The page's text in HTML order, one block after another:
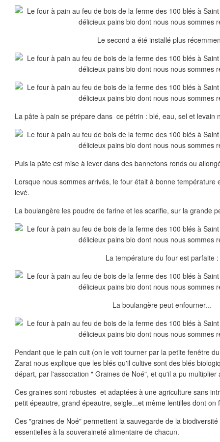
Le second a été installé plus
La pâte à pain se prépare dans ce pétrin : blé, eau, sel et levain
Puis la pâte est mise à lever dans des bannetons ronds ou
Lorsque nous sommes arrivés, le four était à bonne température
levé.
La boulangère les poudre de farine et les scarifie, sur la grande
La température du four est parfaite :
La boulangère peut enfourner...
Pendant que le pain cuit (on le voit tourner par la petite fenêtre
Zarat nous explique que les blés qu'il cultive sont des blés
départ, par l'association " Graines de Noé", et qu'il a pu multiplier
Ces graines sont robustes et adaptées à une agriculture sans
petit épeautre, grand épeautre, seigle...et même lentilles dont on
Ces "graines de Noé" permettent la sauvegarde de la
essentielles à la souveraineté alimentaire de chacun.